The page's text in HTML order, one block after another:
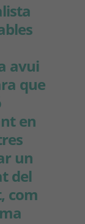
avui
que
en
un
del
com